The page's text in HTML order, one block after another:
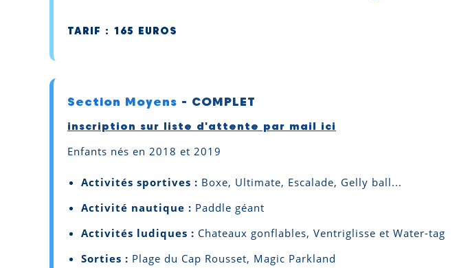
TARIF : 165 EUROS
Section Moyens - COMPLET
inscription sur liste d'attente par mail ici
Enfants nés en 2018 et 2019
Activités sportives : Boxe, Ultimate, Escalade, Gelly ball...
Activité nautique : Paddle géant
Activités ludiques : Chateaux gonflables, Ventriglisse et Water-tag
Sorties : Plage du Cap Rousset, Magic Parkland